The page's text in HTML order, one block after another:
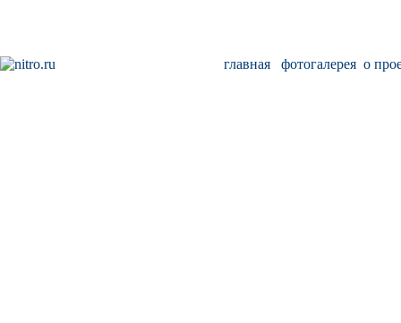
главная фотогалерея о